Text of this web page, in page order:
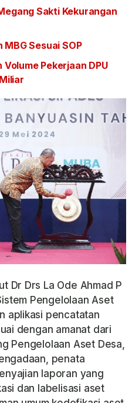
Sakti Kekurangan
MBG Sesuai SOP
Pekerjaan DPU
Dr Drs La Ode Ahmad P
Pengelolaan Aset
aplikasi pencatatan
dengan amanat dari
Pengelolaan Aset Desa,
penata
laporan yang
dan labelisasi aset